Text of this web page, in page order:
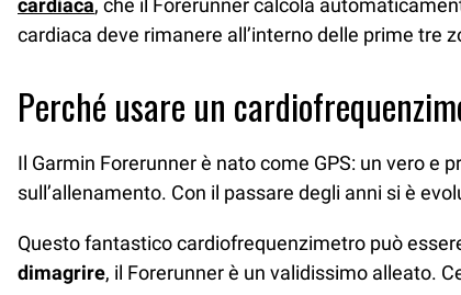
cardiaca, che il Forerunner calcola
cardiaca deve rimanere all’interno delle prime tre
Perché usare un
Il Garmin Forerunner è nato come GPS: un vero
sull’allenamento. Con il passare degli anni si è
Questo fantastico cardiofrequenzimetro può
dimagrire, il Forerunner è un validissimo alleato.